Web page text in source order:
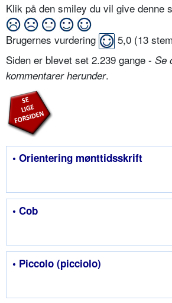
Klik på den smiley du vil give denne
Brugernes vurdering 5,0 (13
Siden er blevet set 2.239 gange - Se
kommentarer herunder.
• Orientering mønttidsskrift
• Cob
• Piccolo (picciolo)